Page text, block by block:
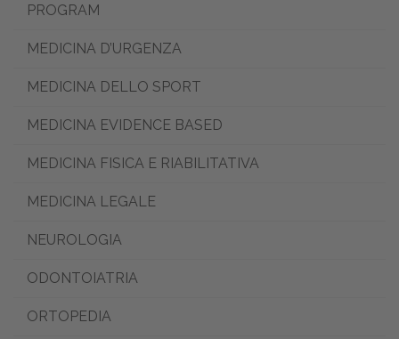
PROGRAM
MEDICINA D’URGENZA
MEDICINA DELLO SPORT
MEDICINA EVIDENCE BASED
MEDICINA FISICA E RIABILITATIVA
MEDICINA LEGALE
NEUROLOGIA
ODONTOIATRIA
ORTOPEDIA